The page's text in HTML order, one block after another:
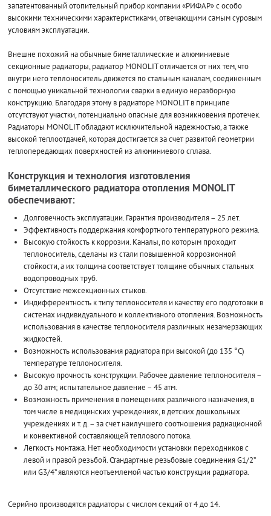
запатентованный отопительный прибор компании «РИФАР» с особо
высокими техническими характеристиками, отвечающими самым суровым
условиям эксплуатации.
Внешне похожий на обычные биметаллические и алюминиевые
секционные радиаторы, радиатор MONOLIT отличается от них тем, что
внутри него теплоноситель движется по стальным каналам, соединенным
с помощью уникальной технологии сварки в единую неразборную
конструкцию. Благодаря этому в радиаторе MONOLIT в принципе
отсутствуют участки, потенциально опасные для возникновения протечек.
Радиаторы MONOLIT обладают исключительной надежностью, а также
высокой теплоотдачей, которая достигается за счет развитой геометрии
теплопередающих поверхностей из алюминиевого сплава.
Конструкция и технология изготовления
биметаллического радиатора отопления MONOLIT
обеспечивают:
Долговечность эксплуатации. Гарантия производителя – 25 лет.
Эффективность поддержания комфортного температурного режима.
Высокую стойкость к коррозии. Каналы, по которым проходит
теплоноситель, сделаны из стали повышенной коррозионной
стойкости, а их толщина соответствует толщине обычных стальных
водопроводных труб.
Отсутствие межсекционных стыков.
Индифферентность к типу теплоносителя и качеству его подготовки в
системах индивидуального и коллективного отопления. Возможность
использования в качестве теплоносителя различных незамерзающих
жидкостей.
Возможность использования радиатора при высокой (до 135 °С)
температуре теплоносителя.
Высокую прочность конструкции. Рабочее давление теплоносителя –
до 30 атм; испытательное давление – 45 атм.
Возможность применения в помещениях различного назначения, в
том числе в медицинских учреждениях, в детских дошкольных
учреждениях и т. д. – за счет наилучшего соотношения радиационной
и конвективной составляющей теплового потока.
Легкость монтажа. Нет необходимости установки переходников с
левой и правой резьбой. Стандартные резьбовые соединения G1/2”
или G3/4” являются неотъемлемой частью конструкции радиатора.
Серийно производятся радиаторы с числом секций от 4 до 14.